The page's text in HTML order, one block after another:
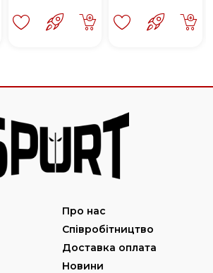
Про нас
Співробітництво
Доставка оплата
Новини